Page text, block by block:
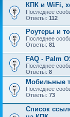
КПК и WiFi,
Последнее
Ответы: 112
Роутеры и
Последнее
Ответы: 81
FAQ - Palm
Последнее
Ответы: 8
Мобильные
Последнее
Ответы: 73
Список